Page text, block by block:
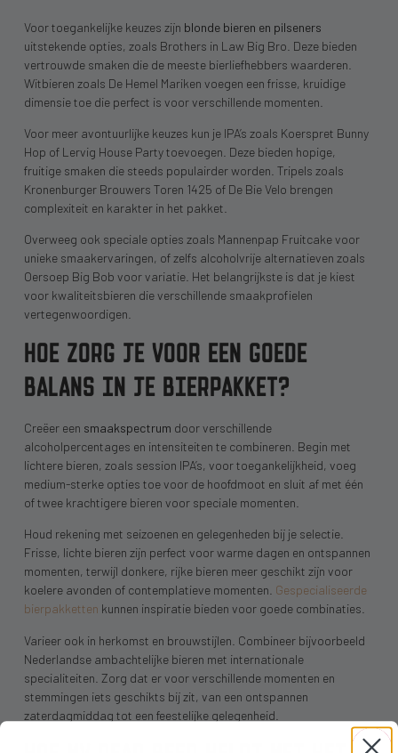
Voor toegankelijke keuzes zijn blonde bieren en pilseners
uitstekende opties, zoals Brothers in Law Big Bro. Deze bieden
vertrouwde smaken die de meeste bierliefhebbers waarderen.
Witbieren zoals De Hemel Mariken voegen een frisse, kruidige
dimensie toe die perfect is voor verschillende momenten.
Voor meer avontuurlijke keuzes kun je IPA’s zoals Koerspret Bunny
Hop of Lervig House Party toevoegen. Deze bieden hopige,
fruitige smaken die steeds populairder worden. Tripels zoals
Kronenburger Brouwers Toren 1425 of De Bie Velo brengen
complexiteit en karakter in het pakket.
Overweeg ook speciale opties zoals Mannenpap Fruitcake voor
unieke smaakervaringen, of zelfs alcoholvrije alternatieven zoals
Oersoep Big Bob voor variatie. Het belangrijkste is dat je kiest
voor kwaliteitsbieren die verschillende smaakprofielen
vertegenwoordigen.
HOE ZORG JE VOOR EEN GOEDE
BALANS IN JE BIERPAKKET?
Creëer een smaakspectrum door verschillende
alcoholpercentages en intensiteiten te combineren. Begin met
lichtere bieren, zoals session IPA’s, voor toegankelijkheid, voeg
medium-sterke opties toe voor de hoofdmoot en sluit af met één
of twee krachtigere bieren voor speciale momenten.
Houd rekening met seizoenen en gelegenheden bij je selectie.
Frisse, lichte bieren zijn perfect voor warme dagen en ontspannen
momenten, terwijl donkere, rijke bieren meer geschikt zijn voor
koelere avonden of contemplatieve momenten. Gespecialiseerde
bierpakketten kunnen inspiratie bieden voor goede combinaties.
Varieer ook in herkomst en brouwstijlen. Combineer bijvoorbeeld
Nederlandse ambachtelijke bieren met internationale
specialiteiten. Zorg dat er voor verschillende momenten en
stemmingen iets geschikts bij zit, van een ontspannen
zaterdagmiddag tot een feestelijke gelegenheid.